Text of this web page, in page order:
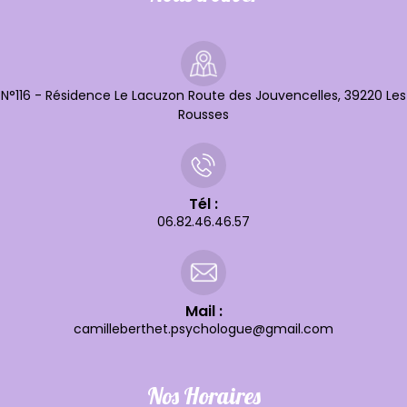
N°116 - Résidence Le Lacuzon Route des Jouvencelles, 39220 Les
Rousses
Tél :
06.82.46.46.57
Mail :
camilleberthet.psychologue@gmail.com
Nos Horaires